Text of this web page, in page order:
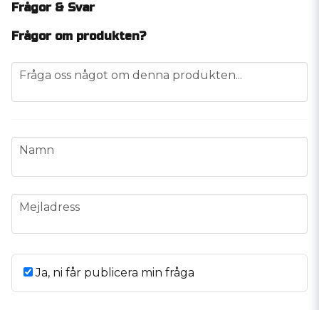
Frågor & Svar
Frågor om produkten?
question
Fråga oss något om denna produkten...
name
Namn
email
Mejladress
Ja, ni får publicera min fråga